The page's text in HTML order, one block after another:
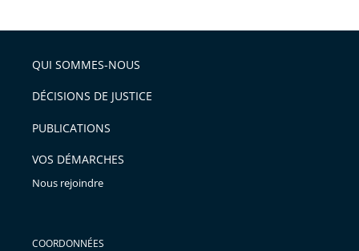
arriver
après
l'article
pour
avant
QUI SOMMES-NOUS
DÉCISIONS DE JUSTICE
PUBLICATIONS
VOS DÉMARCHES
Nous rejoindre
COORDONNÉES